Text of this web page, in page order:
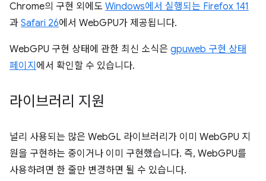
Chrome의 구현 외에도 Windows에서 실행되는 Firefox 141
과 Safari 26에서 WebGPU가 제공됩니다.
WebGPU 구현 상태에 관한 최신 소식은 gpuweb 구현 상태
페이지 에서 확인할 수 있습니다.
라이브러리 지원
널리 사용되는 많은 WebGL 라이브러리가 이미 WebGPU 지
원을 구현하는 중이거나 이미 구현했습니다. 즉, WebGPU를
사용하려면 한 줄만 변경하면 될 수 있습니다.